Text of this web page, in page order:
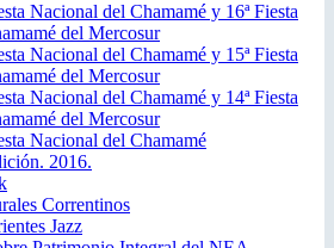
Nacional del Chamamé y 16ª Fiesta
del Mercosur
Nacional del Chamamé y 15ª Fiesta
del Mercosur
Nacional del Chamamé y 14ª Fiesta
del Mercosur
Nacional del Chamamé
2016.
Correntinos
Jazz